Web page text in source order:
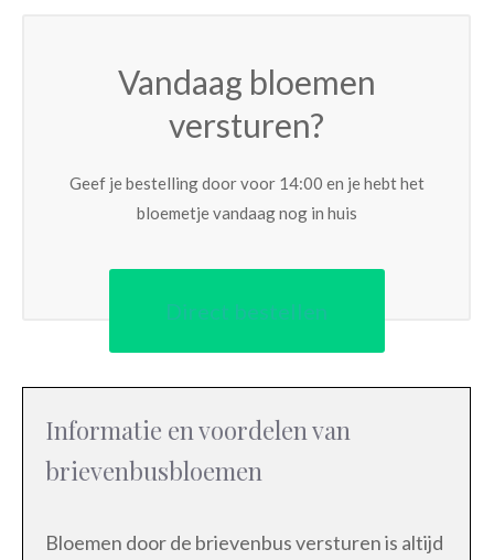
Vandaag bloemen
versturen?
Geef je bestelling door voor 14:00 en je hebt het
bloemetje vandaag nog in huis
Direct bestellen
Informatie en voordelen van
brievenbusbloemen
Bloemen door de brievenbus versturen is altijd